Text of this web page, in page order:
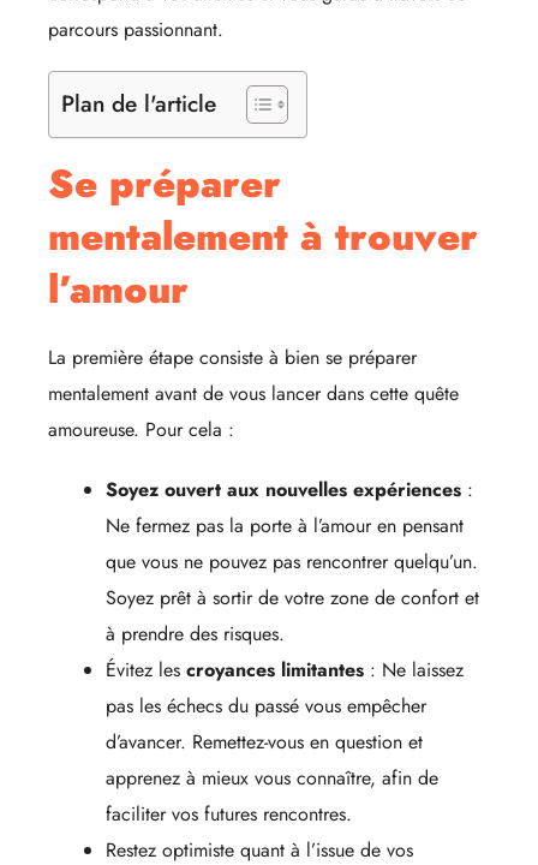
parcours passionnant.
Plan de l'article
Se préparer
mentalement à trouver
l’amour
La première étape consiste à bien se préparer
mentalement avant de vous lancer dans cette quête
amoureuse. Pour cela :
Soyez ouvert aux nouvelles expériences :
Ne fermez pas la porte à l’amour en pensant
que vous ne pouvez pas rencontrer quelqu’un.
Soyez prêt à sortir de votre zone de confort et
à prendre des risques.
Évitez les croyances limitantes : Ne laissez
pas les échecs du passé vous empêcher
d’avancer. Remettez-vous en question et
apprenez à mieux vous connaître, afin de
faciliter vos futures rencontres.
Restez optimiste quant à l’issue de vos